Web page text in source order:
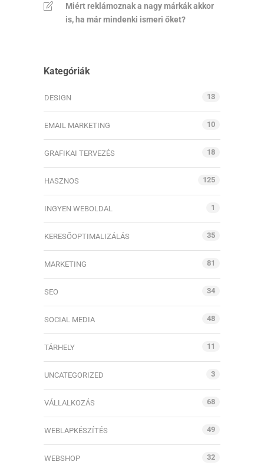
Miért reklámoznak a nagy márkák akkor
is, ha már mindenki ismeri őket?
Kategóriák
DESIGN 13
EMAIL MARKETING 10
GRAFIKAI TERVEZÉS 18
HASZNOS 125
INGYEN WEBOLDAL 1
KERESŐOPTIMALIZÁLÁS 35
MARKETING 81
SEO 34
SOCIAL MEDIA 48
TÁRHELY 11
UNCATEGORIZED 3
VÁLLALKOZÁS 68
WEBLAPKÉSZÍTÉS 49
WEBSHOP 32